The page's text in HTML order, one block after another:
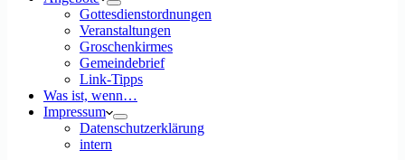
Gottesdienstordnungen
Veranstaltungen
Groschenkirmes
Gemeindebrief
Link-Tipps
Was ist, wenn…
Impressum
Datenschutzerklärung
intern